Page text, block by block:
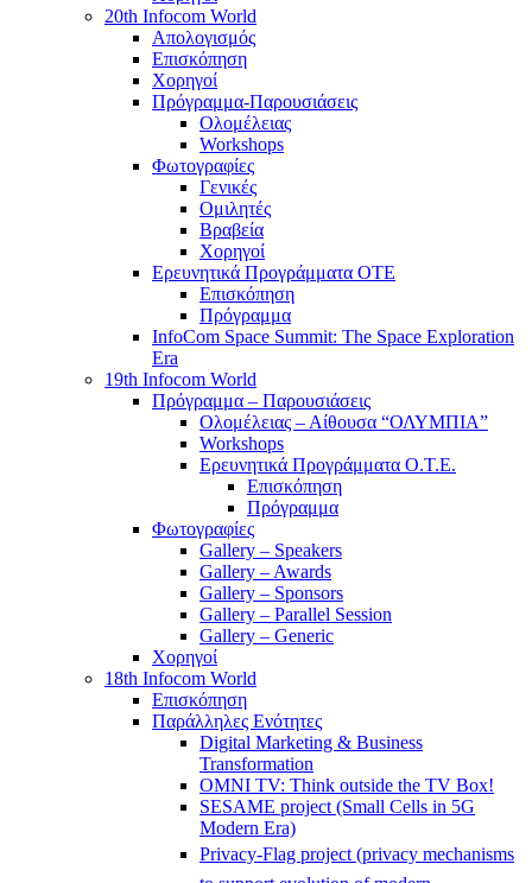
20th Infocom World
Απολογισμός
Επισκόπηση
Χορηγοί
Πρόγραμμα-Παρουσιάσεις
Ολομέλειας
Workshops
Φωτογραφίες
Γενικές
Ομιλητές
Βραβεία
Χορηγοί
Ερευνητικά Προγράμματα ΟΤΕ
Επισκόπηση
Πρόγραμμα
InfoCom Space Summit: The Space Exploration
Era
19th Infocom World
Πρόγραμμα – Παρουσιάσεις
Ολομέλειας – Αίθουσα “ΟΛΥΜΠΙΑ”
Workshops
Ερευνητικά Προγράμματα Ο.Τ.Ε.
Επισκόπηση
Πρόγραμμα
Φωτογραφίες
Gallery – Speakers
Gallery – Awards
Gallery – Sponsors
Gallery – Parallel Session
Gallery – Generic
Χορηγοί
18th Infocom World
Επισκόπηση
Παράλληλες Ενότητες
Digital Marketing & Business
Transformation
OMNI TV: Think outside the TV Box!
SESAME project (Small Cells in 5G
Modern Era)
Privacy-Flag project (privacy mechanisms